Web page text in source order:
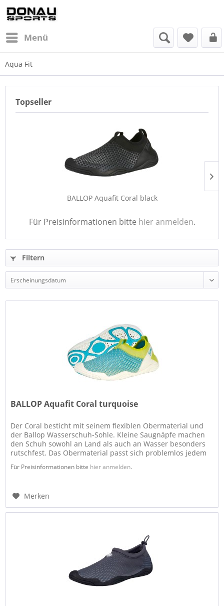
Menü
Aqua Fit
Topseller
BALLOP Aquafit Coral black
Für Preisinformationen bitte hier anmelden.
Filtern
BALLOP Aquafit Coral turquoise
Der Coral besticht mit seinem flexiblen Obermaterial und
der Ballop Wasserschuh-Sohle. Kleine Saugnäpfe machen
den Schuh sowohl an Land als auch an Wasser besonders
rutschfest. Das Obermaterial passt sich problemlos jedem
Für Preisinformationen bitte hier anmelden.
Merken